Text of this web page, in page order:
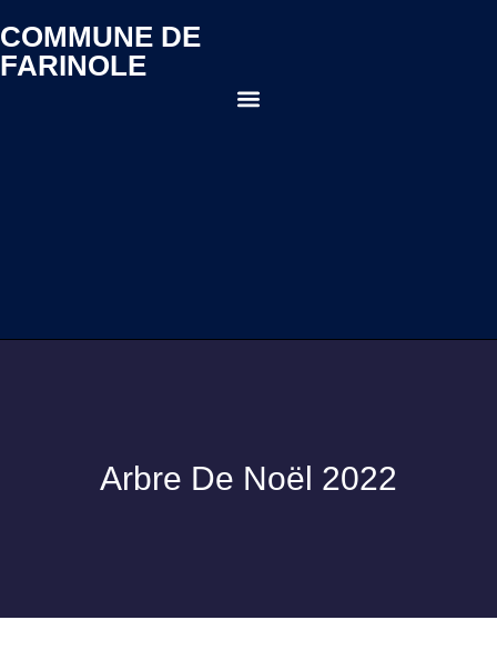
COMMUNE DE
FARINOLE
Arbre De Noël 2022